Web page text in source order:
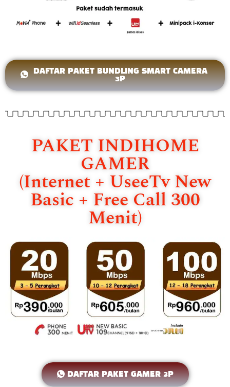
DAFTAR PAKET BUNDLING SMART CAMERA
3P
PAKET INDIHOME
GAMER
(Internet + UseeTv New
Basic + Free Call 300
Menit)
DAFTAR PAKET GAMER 3P